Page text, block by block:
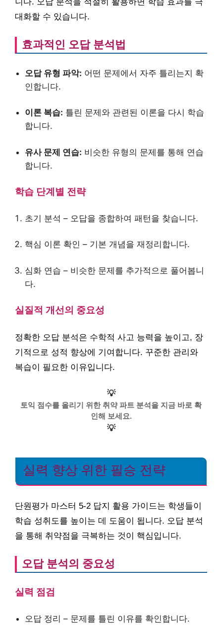
대화할 수 있습니다.
효과적인 오답 분석법
오답 유형 파악: 어떤 문제에서 자주 틀리는지 확
인합니다.
이론 복습: 틀린 문제와 관련된 이론을 다시 학습
합니다.
유사 문제 연습: 비슷한 유형의 문제를 통해 연습
합니다.
학습 단계별 전략
초기 분석 – 오답을 종합하여 패턴을 찾습니다.
핵심 이론 확인 – 기본 개념을 재정리합니다.
심화 연습 – 비슷한 문제를 추가적으로 풀어봅니
다.
실질적 개선의 중요성
정확한 오답 분석은 수학적 사고 능력을 높이고, 장
기적으로 성적 향상에 기여합니다. 꾸준한 관리와
복습이 필요한 이유입니다.
💡
토익 점수를 올리기 위한 취약 파트 분석을 지금 바로 확
인해 보세요.
💡
실력 향상 위한 필승 전략
단원평가 마스터 5-2 답지 활용 가이드는 학생들이
학습 성취도를 높이는 데 도움이 됩니다. 오답 분석
을 통해 취약점을 극복하는 것이 핵심입니다.
오답 분석의 중요성
실력 점검
오답 정리 – 문제를 틀린 이유를 확인합니다.